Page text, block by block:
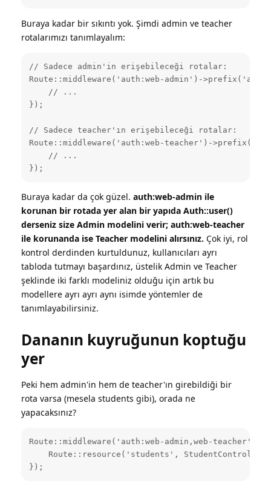
Buraya kadar bir sıkıntı yok. Şimdi admin ve teacher
rotalarımızı tanımlayalım:
// Sadece admin'in erişebileceği rotalar:
Route::middleware('auth:web-admin')-
    // ...
});
// Sadece teacher'ın erişebileceği rotalar:
Route::middleware('auth:web-teacher')-
    // ...
});
Buraya kadar da çok güzel. auth:web-admin ile
korunan bir rotada yer alan bir yapıda Auth::user()
derseniz size Admin modelini verir; auth:web-teacher
ile korunanda ise Teacher modelini alırsınız. Çok iyi, rol
kontrol derdinden kurtuldunuz, kullanıcıları ayrı
tabloda tutmayı başardınız, üstelik Admin ve Teacher
şeklinde iki farklı modeliniz olduğu için artık bu
modellere ayrı ayrı aynı isimde yöntemler de
tanımlayabilirsiniz.
Dananın kuyruğunun koptuğu
yer
Peki hem admin'in hem de teacher'ın girebildiği bir
rota varsa (mesela students gibi), orada ne
yapacaksınız?
Route::middleware('auth:web-admin,web-teacher')-
Route::resource('students',
});